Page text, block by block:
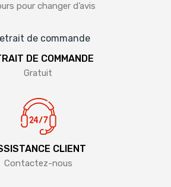
pour changer d’avis
DE COMMANDE
Gratuit
CLIENT
Contactez-nous